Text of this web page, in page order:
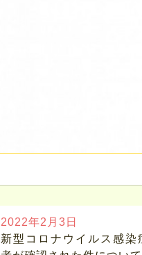
2022年2月3日
新型コロナウイルス感染